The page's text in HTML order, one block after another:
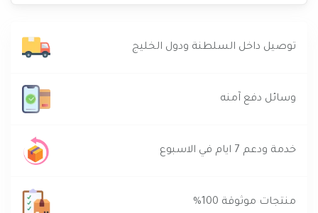
توصيل داخل السلطنة ودول الخليج
وسائل دفع آمنه
خدمة ودعم 7 ايام في الاسبوع
منتجات موثوقة 100%